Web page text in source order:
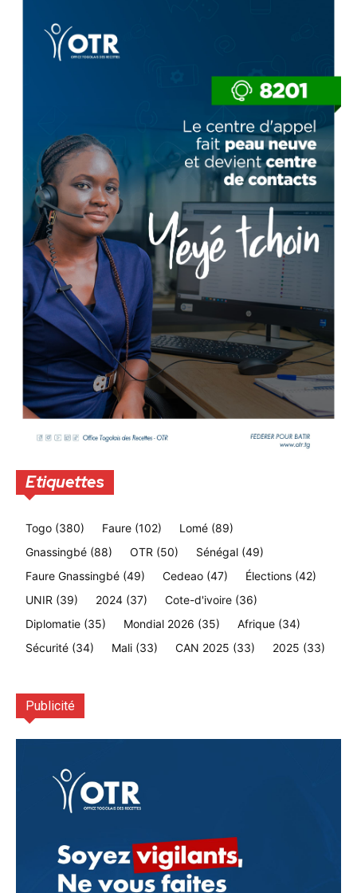
Etiquettes
Togo (380) Faure (102) Lomé (89)
Gnassingbé (88) OTR (50) Sénégal (49)
Faure Gnassingbé (49) Cedeao (47) Élections (42)
UNIR (39) 2024 (37) Cote-d'ivoire (36)
Diplomatie (35) Mondial 2026 (35) Afrique (34)
Sécurité (34) Mali (33) CAN 2025 (33) 2025 (33)
Publicité